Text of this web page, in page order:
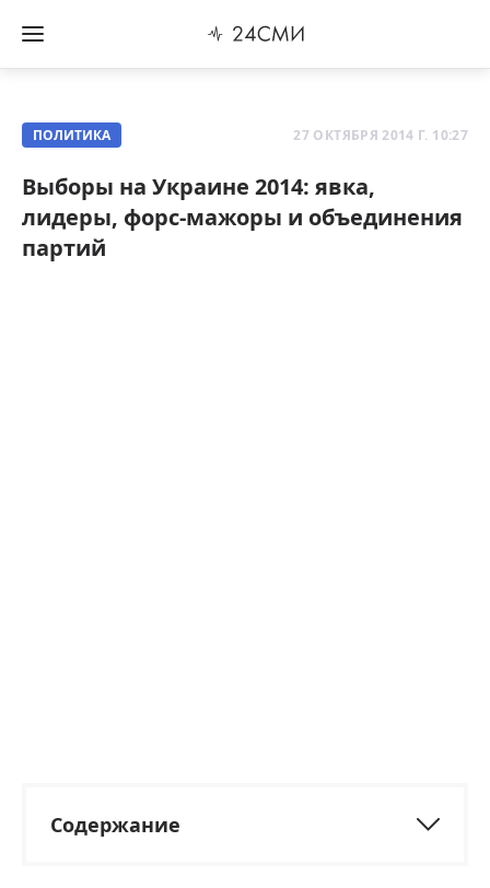
ПОЛИТИКА 27 ОКТЯБРЯ 2014 Г. 10:27
Выборы на Украине 2014: явка,
лидеры, форс-мажоры и объединения
партий
Содержание